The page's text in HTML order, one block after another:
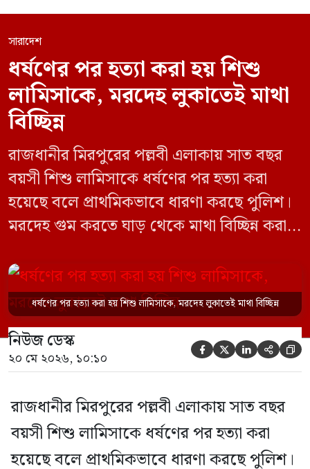
সারাদেশ
ধর্ষণের পর হত্যা করা হয় শিশু
লামিসাকে, মরদেহ লুকাতেই মাথা
বিচ্ছিন্ন
রাজধানীর মিরপুরের পল্লবী এলাকায় সাত বছর
বয়সী শিশু লামিসাকে ধর্ষণের পর হত্যা করা
হয়েছে বলে প্রাথমিকভাবে ধারণা করছে পুলিশ।
মরদেহ গুম করতে ঘাড় থেকে মাথা বিচ্ছিন্ন করা
চালানো হয় এই নৃশংস হত্যাকাণ্ডে পাশের ফ্ল্যাটের
ভাড়াটিয়া সোহেল রানা (৩০) ও তার স্ত্রী স্বপ্না
আক্তারকে (২৬) মাত্র ৭ ঘণ্টার […]
ধর্ষণের পর হত্যা করা হয় শিশু লামিসাকে, মরদেহ লুকাতেই মাথা বিচ্ছিন্ন
নিউজ ডেস্ক
২০ মে ২০২৬, ১০:১০     
রাজধানীর মিরপুরের পল্লবী এলাকায় সাত বছর
বয়সী শিশু লামিসাকে ধর্ষণের পর হত্যা করা
হয়েছে বলে প্রাথমিকভাবে ধারণা করছে পুলিশ।